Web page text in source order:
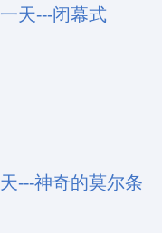
天---闭幕式
---神奇的莫尔条